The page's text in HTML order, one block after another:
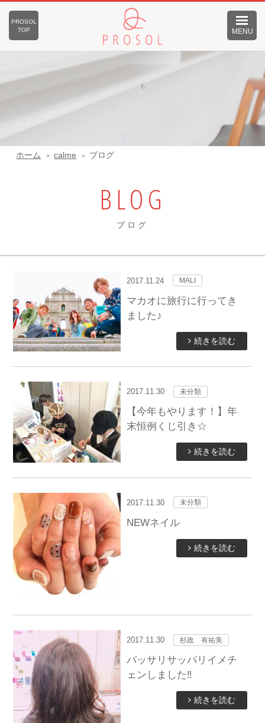
MENU
PROSOL
TOP
ホーム calme ブログ
BLOG
ブログ
2017.11.24 MALI
マカオに旅行に行ってき
ました♪
続きを読む
2017.11.30 未分類
【今年もやります！】年
末恒例くじ引き☆
続きを読む
2017.11.30 未分類
NEWネイル
続きを読む
2017.11.30 杉政 有祐美
バッサリサッパリイメチ
ェンしました‼︎
続きを読む